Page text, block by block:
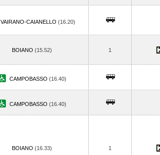
VAIRANO-CAIANELLO (16.20)
BOIANO (15.52) 1
CAMPOBASSO (16.40)
CAMPOBASSO (16.40)
BOIANO (16.33) 1